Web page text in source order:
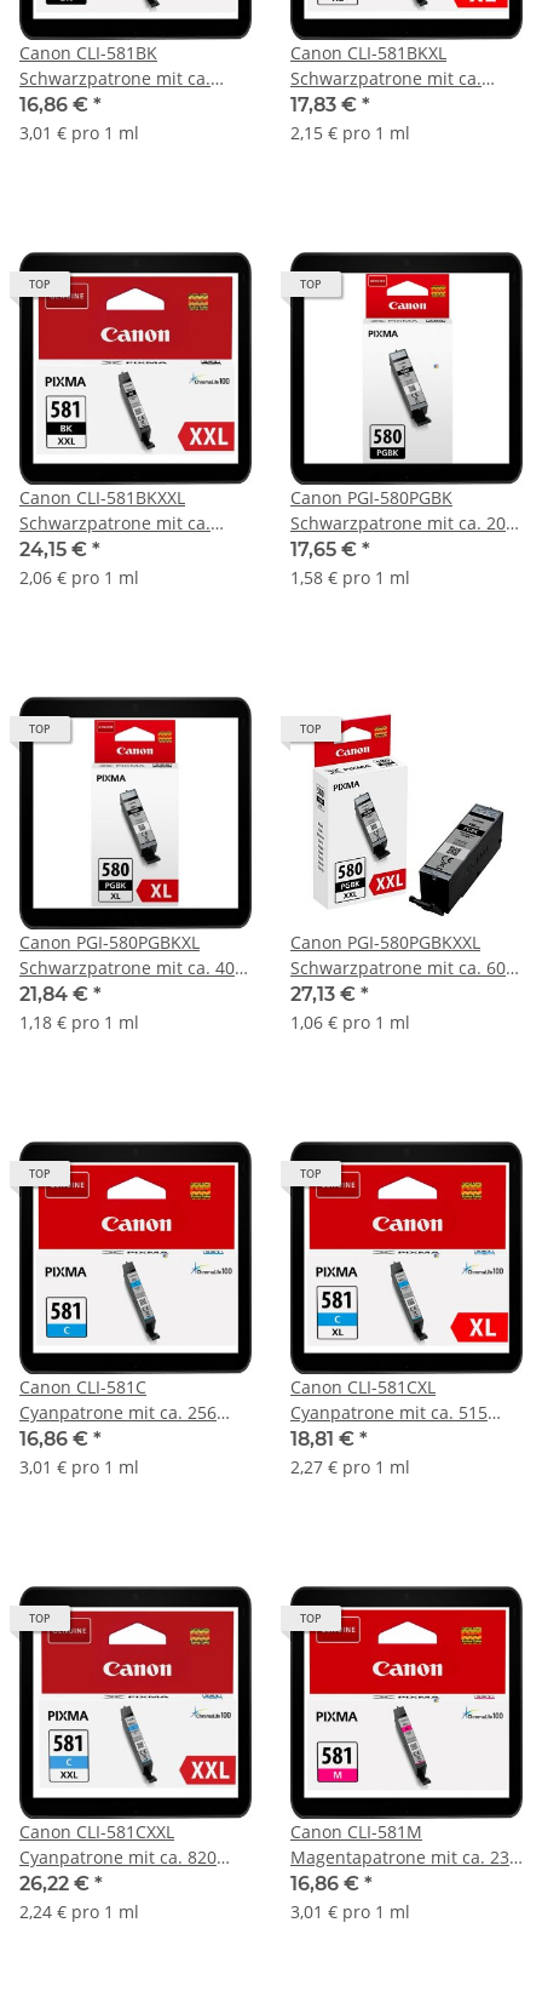
Canon CLI-581BK
Schwarzpatrone mit ca.
1.505 Seiten Druckleistung
nach ISO - 2106C001
16,86 € *
3,01 € pro 1 ml
Canon CLI-581BKXL
Schwarzpatrone mit ca.
3.120 Seiten Druckleistung
nach ISO - 2052C001
17,83 € *
2,15 € pro 1 ml
TOP
Canon CLI-581BKXXL
Schwarzpatrone mit ca.
6.360 Seiten Druckleistung
nach ISO - 1998C001
24,15 € *
2,06 € pro 1 ml
TOP
Canon PGI-580PGBK
Schwarzpatrone mit ca. 200
Seiten Druckleistung nach
ISO - 2078C001
17,65 € *
1,58 € pro 1 ml
TOP
Canon PGI-580PGBKXL
Schwarzpatrone mit ca. 400
Seiten Druckleistung nach
ISO - 2024C001
21,84 € *
1,18 € pro 1 ml
TOP
Canon PGI-580PGBKXXL
Schwarzpatrone mit ca. 600
Seiten Druckleistung nach
ISO - 1970C001
27,13 € *
1,06 € pro 1 ml
TOP
Canon CLI-581C
Cyanpatrone mit ca. 256
Seiten Druckleistung nach
ISO - 2103C001
16,86 € *
3,01 € pro 1 ml
TOP
Canon CLI-581CXL
Cyanpatrone mit ca. 515
Seiten Druckleistung nach
ISO - 2049C001
18,81 € *
2,27 € pro 1 ml
TOP
Canon CLI-581CXXL
Cyanpatrone mit ca. 820
Seiten Druckleistung nach
ISO - 1995C001
26,22 € *
2,24 € pro 1 ml
TOP
Canon CLI-581M
Magentapatrone mit ca. 237
Seiten Druckleistung nach
ISO - 2104C001
16,86 € *
3,01 € pro 1 ml